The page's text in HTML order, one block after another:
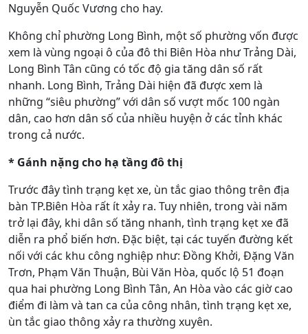
Nguyễn Quốc Vương cho hay.
Không chỉ phường Long Bình, một số phường vốn được
xem là vùng ngoại ô của đô thi Biên Hòa như Trảng Dài,
Long Bình Tân cũng có tốc độ gia tăng dân số rất
nhanh. Long Bình, Trảng Dài hiện đã được xem là
những “siêu phường” với dân số vượt mốc 100 ngàn
dân, cao hơn dân số của nhiều huyện ở các tỉnh khác
trong cả nước.
* Gánh nặng cho hạ tầng đô thị
Trước đây tình trạng kẹt xe, ùn tắc giao thông trên địa
bàn TP.Biên Hòa rất ít xảy ra. Tuy nhiên, trong vài năm
trở lại đây, khi dân số tăng nhanh, tình trạng kẹt xe đã
diễn ra phổ biến hơn. Đặc biệt, tại các tuyến đường kết
nối với các khu công nghiệp như: Đồng Khởi, Đặng Văn
Trơn, Phạm Văn Thuận, Bùi Văn Hòa, quốc lộ 51 đoạn
qua hai phường Long Bình Tân, An Hòa vào các giờ cao
điểm đi làm và tan ca của công nhân, tình trạng kẹt xe,
ùn tắc giao thông xảy ra thường xuyên.